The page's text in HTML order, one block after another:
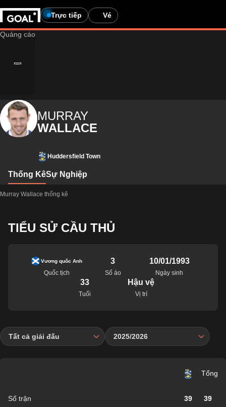
Trực tiếp Vé
MURRAY
WALLACE
Huddersfield Town
Thống KêSự Nghiệp
Murray Wallace thống kê
TIỂU SỬ CẦU THỦ
Vương quốc Anh
Quốc tịch
3
Số áo
10/01/1993
Ngày sinh
33
Tuổi
Hậu vệ
Vị trí
Tất cả giải đấu 2025/2026
Tổng
Số trận 39 39